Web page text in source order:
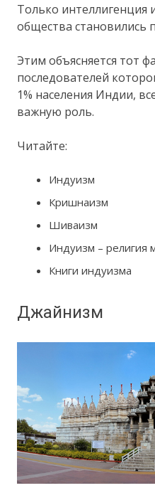
Только интеллигенция
общества
Этим объясняется тот
последователей
1% населения Индии,
важную роль.
Читайте:
Индуизм
Кришнаизм
Шиваизм
Индуизм – религия
Книги индуизма
Джайнизм